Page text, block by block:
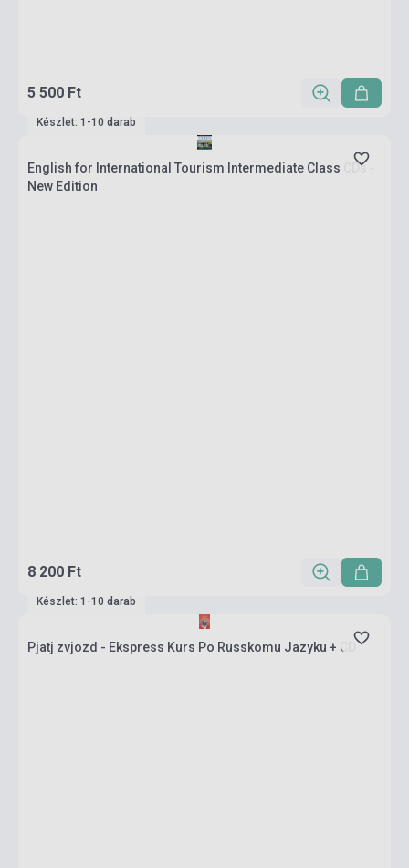
5 500 Ft
Készlet: 1-10 darab
English for International Tourism Intermediate Class CDs -
New Edition
8 200 Ft
Készlet: 1-10 darab
Pjatj zvjozd - Ekspress Kurs Po Russkomu Jazyku + CD